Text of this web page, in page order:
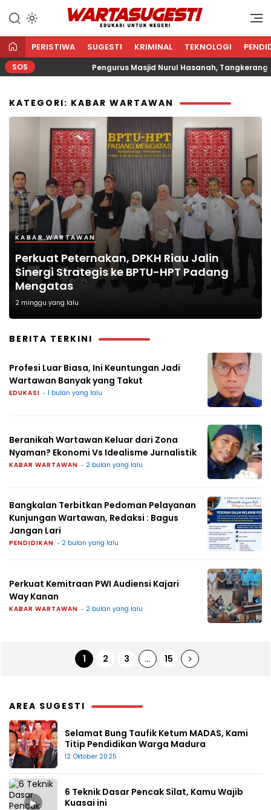
WARTA SUGESTI √ EDUKASI
Edukasi Untuk Negeri
PERISTIWA SUGESTI KRIMINAL TEKNOLOGI
SOS Pengurus Masjid Nurul Hasanah, Tangkerang
KATEGORI: KABAR WARTAWAN
KABAR WARTAWAN
Perkuat Peternakan, DPKH Riau Jalin
Sinergi Strategis ke BPTU-HPT Padang
Mengatas
2 minggu yang lalu
BERITA TERKINI
Profesi Luar Biasa, Ini Keuntungan Jadi
Wartawan Banyak yang Takut
EDUKASI 1 bulan yang lalu
Beranikah Wartawan Keluar dari Zona
Nyaman? Ekonomi Vs Idealisme Jurnalistik
KABAR WARTAWAN 2 bulan yang lalu
Bangkalan Terbitkan Pedoman Pelayanan
Kunjungan Wartawan, Redaksi : Bagus
Jangan Lari
PENDIDIKAN 2 bulan yang lalu
Perkuat Kemitraan PWI Audiensi Kajari
Way Kanan
KABAR WARTAWAN 2 bulan yang lalu
1 2 3 … 15
AREA SUGESTI
Selamat Bung Taufik Ketum MADAS, Kami
Titip Pendidikan Warga Madura
12 Oktober 2025
▶
6 Teknik Dasar Pencak Silat, Kamu Wajib
Kuasai ini